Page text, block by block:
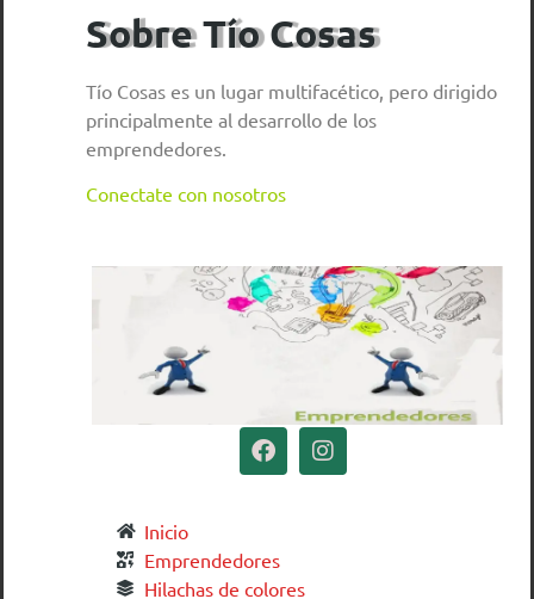
Sobre Tío Cosas
Tío Cosas es un lugar multifacético, pero dirigido
principalmente al desarrollo de los
emprendedores.
Conectate con nosotros
Inicio
Emprendedores
Hilachas de colores